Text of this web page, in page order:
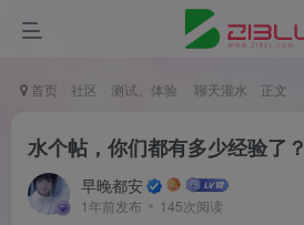
首页 社区 测试、体验 聊天灌水 正文
水个帖，你们都有多少经验了？
早晚都安
1年前发布 145次阅读